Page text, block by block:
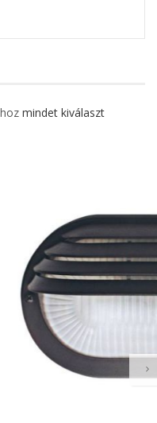
mindet kiválaszt